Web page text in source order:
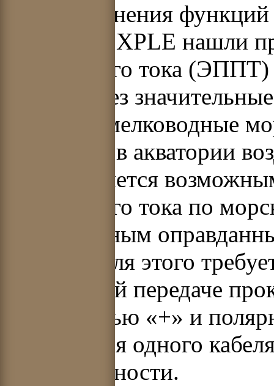
Для выполнения
изоляцией XPLE нашли
постоянного тока
линий через
проливы, мелководные
построить в акватории
представляется
постоянного тока по
единственным
передаче для этого
биполярной передаче
полярностью «+» и
отключения одного
своей мощности.